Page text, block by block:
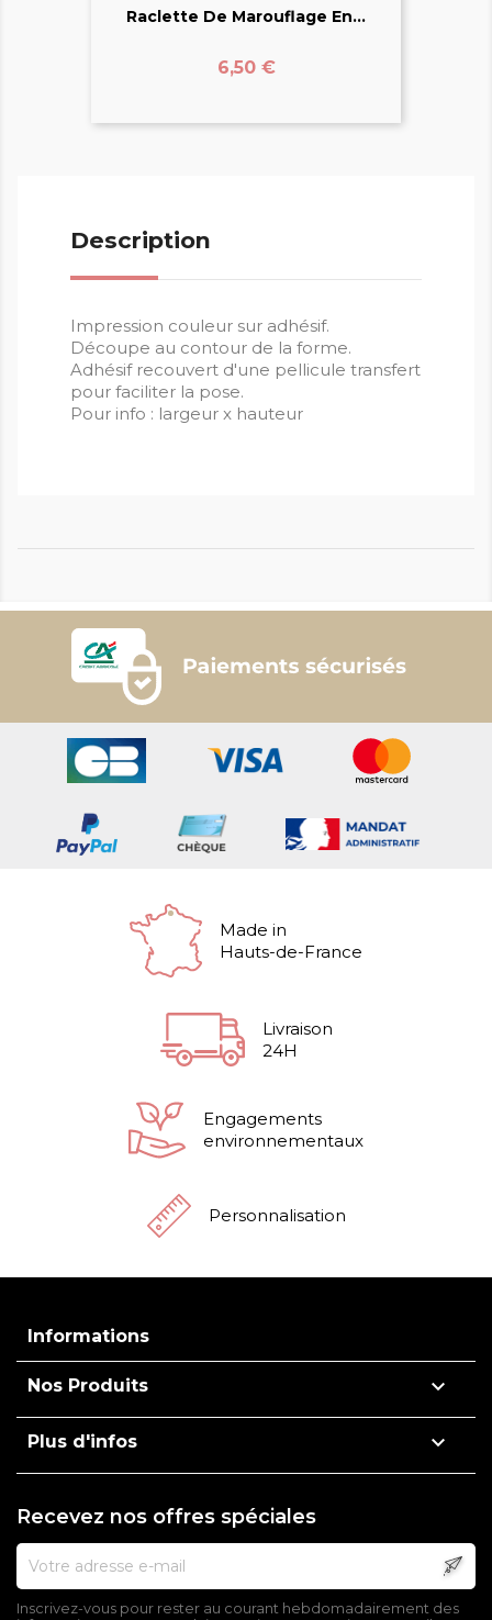
Raclette De Marouflage En...
Prix
6,50 €
Description
Impression couleur sur adhésif.
Découpe au contour de la forme.
Adhésif recouvert d'une pellicule transfert
pour faciliter la pose.
Pour info : largeur x hauteur
Made in
Hauts-de-France
Livraison
24H
Engagements
environnementaux
Personnalisation
Informations
Nos Produits 
Plus d'infos 
Recevez nos offres spéciales
Inscrivez-vous pour rester au courant hebdomadairement des